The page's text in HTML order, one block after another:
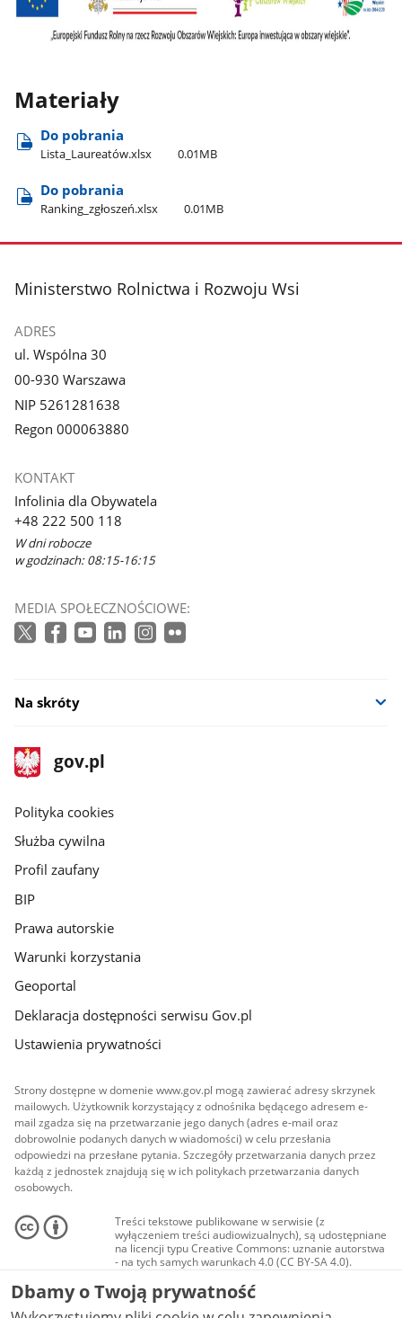
Materiały
Do pobrania
Lista​_Laureatów.xlsx 0.01MB
Do pobrania
Ranking​_zgłoszeń.xlsx 0.01MB
stopka
Ministerstwo Rolnictwa i Rozwoju Wsi
ADRES
ul. Wspólna 30
00-930 Warszawa
NIP 5261281638
Regon 000063880
KONTAKT
Infolinia dla Obywatela
+48 222 500 118
W dni robocze
w godzinach: 08:15-16:15
MEDIA SPOŁECZNOŚCIOWE:
Na skróty
stopka
gov.pl
Strona
gov.pl
gov.pl
Polityka cookies
Służba cywilna
Profil zaufany
BIP
Prawa autorskie
Warunki korzystania
Geoportal
Deklaracja dostępności serwisu Gov.pl
Ustawienia prywatności
Strony dostępne w domenie www.gov.pl mogą zawierać adresy skrzynek
mailowych. Użytkownik korzystający z odnośnika będącego adresem e-
mail zgadza się na przetwarzanie jego danych (adres e-mail oraz
dobrowolnie podanych danych w wiadomości) w celu przesłania
odpowiedzi na przesłane pytania. Szczegóły przetwarzania danych przez
każdą z jednostek znajdują się w ich politykach przetwarzania danych
osobowych.
Treści tekstowe publikowane w serwisie (z
wyłączeniem treści audiowizualnych), są udostępniane
na licencji typu Creative Commons: uznanie autorstwa
- na tych samych warunkach 4.0 (CC BY-SA 4.0).
Materiały audiowizualne, w tym zdjęcia, materiały
audio i wideo, są udostępniane na licencji typu
Creative Commons: uznanie autorstwa użycie
Dbamy o Twoją prywatność